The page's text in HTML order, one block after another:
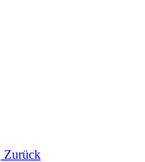
Zurück